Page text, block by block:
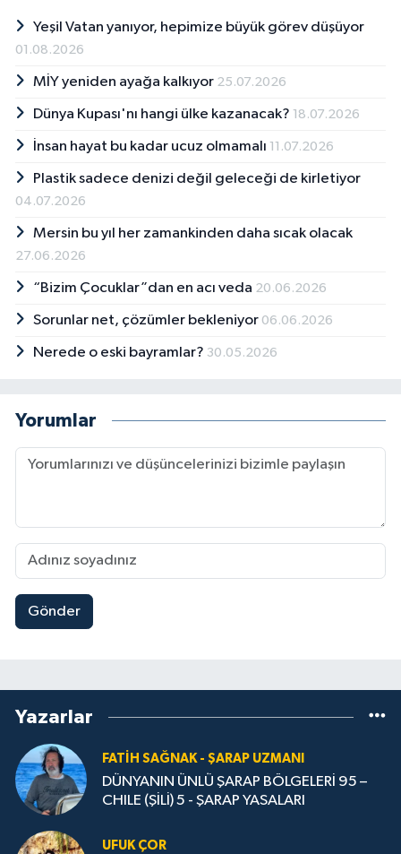
Yeşil Vatan yanıyor, hepimize büyük görev düşüyor
01.08.2026
MİY yeniden ayağa kalkıyor 25.07.2026
Dünya Kupası'nı hangi ülke kazanacak? 18.07.2026
İnsan hayat bu kadar ucuz olmamalı 11.07.2026
Plastik sadece denizi değil geleceği de kirletiyor
04.07.2026
Mersin bu yıl her zamankinden daha sıcak olacak
27.06.2026
“Bizim Çocuklar”dan en acı veda 20.06.2026
Sorunlar net, çözümler bekleniyor 06.06.2026
Nerede o eski bayramlar? 30.05.2026
Yorumlar
Gönder
Yazarlar
FATIH SAĞNAK - ŞARAP UZMANI
DÜNYANIN ÜNLÜ ŞARAP BÖLGELERİ 95 –
CHILE (ŞİLİ) 5 - ŞARAP YASALARI
UFUK ÇOR